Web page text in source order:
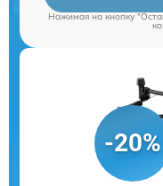
Нажимая на кнопку
-20%